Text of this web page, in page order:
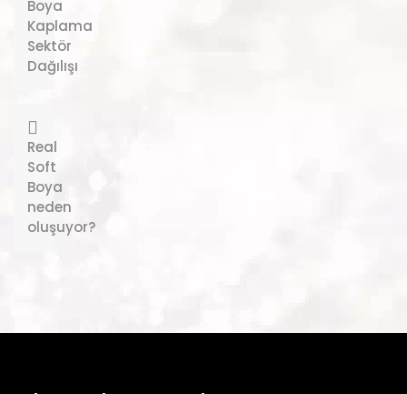
Boya
Kaplama
Sektör
Dağılışı
Real
Soft
Boya
neden
oluşuyor?